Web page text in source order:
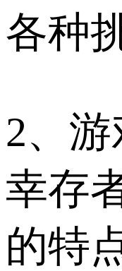
各种
2、
幸存
的特